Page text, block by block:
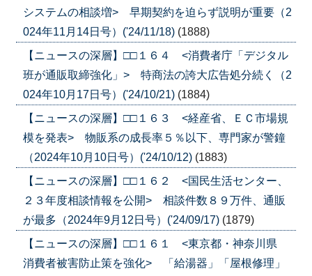
システムの相談増> 早期契約を迫らず説明が重要（2
024年11月14日号）('24/11/18) (1888)
【ニュースの深層】□□１６４ <消費者庁「デジタル
班が通販取締強化」> 特商法の誇大広告処分続く（2
024年10月17日号）('24/10/21) (1884)
【ニュースの深層】□□１６３ <経産省、ＥＣ市場規
模を発表> 物販系の成長率５％以下、専門家が警鐘
（2024年10月10日号）('24/10/12) (1883)
【ニュースの深層】□□１６２ <国民生活センター、
２３年度相談情報を公開> 相談件数８９万件、通販
が最多（2024年9月12日号）('24/09/17) (1879)
【ニュースの深層】□□１６１ <東京都・神奈川県
消費者被害防止策を強化> 「給湯器」「屋根修理」